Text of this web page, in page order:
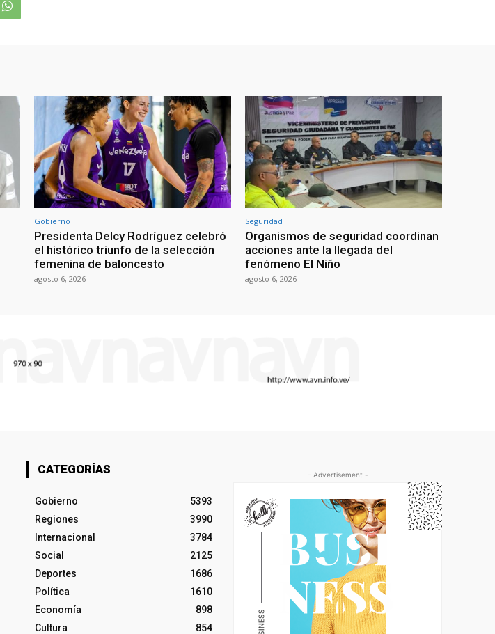
Gobierno
Presidenta Delcy Rodríguez celebró
el histórico triunfo de la selección
femenina de baloncesto
agosto 6, 2026
Seguridad
Organismos de seguridad coordinan
acciones ante la llegada del
fenómeno El Niño
agosto 6, 2026
CATEGORÍAS
Gobierno
5393
Regiones
3990
Internacional
3784
Social
2125
Deportes
1686
Política
1610
Economía
898
Cultura
854
- Advertisement -